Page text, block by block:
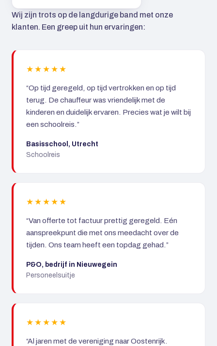
Wij zijn trots op de langdurige band met onze
klanten. Een greep uit hun ervaringen:
★★★★★
“Op tijd geregeld, op tijd vertrokken en op tijd
terug. De chauffeur was vriendelijk met de
kinderen en duidelijk ervaren. Precies wat je wilt bij
een schoolreis.”
Basisschool, Utrecht
Schoolreis
★★★★★
“Van offerte tot factuur prettig geregeld. Eén
aanspreekpunt die met ons meedacht over de
tijden. Ons team heeft een topdag gehad.”
P&O, bedrijf in Nieuwegein
Personeelsuitje
★★★★★
“Al jaren met de vereniging naar Oostenrijk.